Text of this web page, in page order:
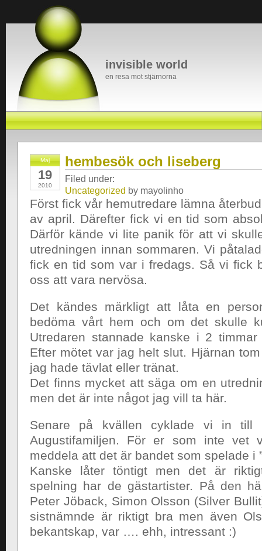
invisible world
en resa mot stjärnorna
Maj
19
2010
hembesök och liseberg
Filed under:
Uncategorized by mayolinho
Först fick vår hemutredare lämna
av april. Därefter fick vi en tid som
Därför kände vi lite panik för att vi
utredningen innan sommaren. Vi
fick en tid som var i fredags. Så vi fick
oss att vara nervösa.
Det kändes märkligt att låta en
bedöma vårt hem och om det skulle
Utredaren stannade kanske i 2
Efter mötet var jag helt slut. Hjärnan
jag hade tävlat eller tränat.
Det finns mycket att säga om en
men det är inte något jag vill ta här.
Senare på kvällen cyklade vi in till
Augustifamiljen. För er som inte vet
meddela att det är bandet som spelade i
Kanske låter töntigt men det är
spelning har de gästartister. På den
Peter Jöback, Simon Olsson (Silver
sistnämnde är riktigt bra men även
bekantskap, var …. ehh, intressant :)